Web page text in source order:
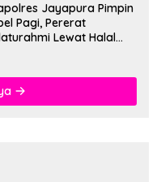
Jayapura Pimpin
Pagi, Pererat
Lewat Halal